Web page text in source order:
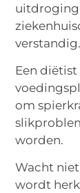
uitdroging
verstandig.
Een
om
worden.
Wacht
wordt